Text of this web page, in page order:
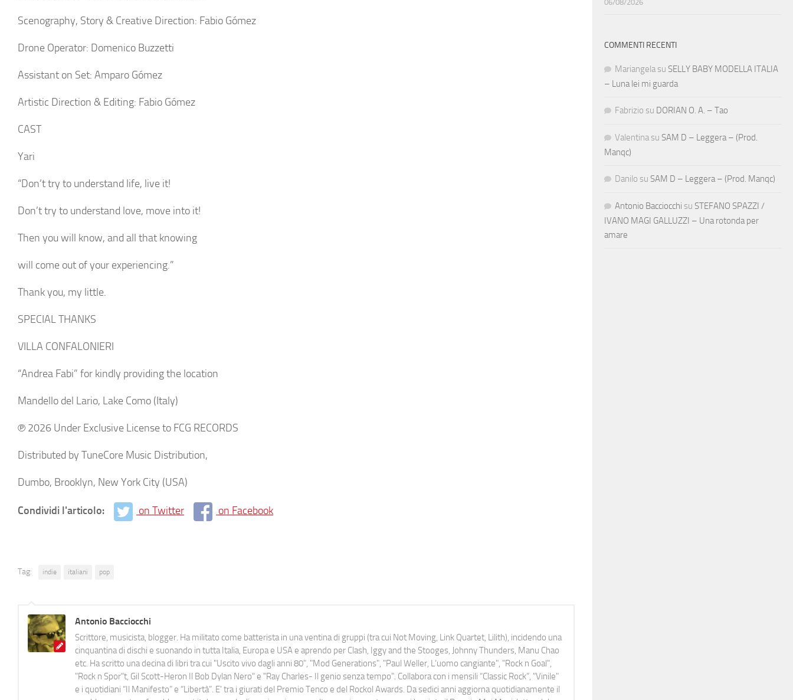
Scenography, Story & Creative Direction: Fabio Gómez
Drone Operator: Domenico Buzzetti
Assistant on Set: Amparo Gómez
Artistic Direction & Editing: Fabio Gómez
CAST
Yari
“Don’t try to understand life, live it!
Don’t try to understand love, move into it!
Then you will know, and all that knowing
will come out of your experiencing.”
Thank you, my little.
SPECIAL THANKS
VILLA CONFALONIERI
“Andrea Fabi” for kindly providing the location
Mandello del Lario, Lake Como (Italy)
℗ 2026 Under Exclusive License to FCG RECORDS
Distributed by TuneCore Music Distribution,
Dumbo, Brooklyn, New York City (USA)
Condividi l'articolo: on Twitter on Facebook
Tag: indie italiani pop
Antonio Bacciocchi
Scrittore, musicista, blogger. Ha militato come batterista in una ventina di gruppi (tra cui Not Moving, Link Quartet, Lilith), incidendo una
cinquantina di dischi e suonando in tutta Italia, Europa e USA e aprendo per Clash, Iggy and the Stooges, Johnny Thunders, Manu Chao
etc. Ha scritto una decina di libri tra cui "Uscito vivo dagli anni 80", "Mod Generations", "Paul Weller, L’uomo cangiante", "Rock n Goal",
"Rock n Spor"t, Gil Scott-Heron Il Bob Dylan Nero" e "Ray Charles- Il genio senza tempo". Collabora con i mensili “Classic Rock”, "Vinile"
e i quotidiani “Il Manifesto” e “Libertà”. E' tra i giurati del Premio Tenco e del Rockol Awards. Da sedici anni aggiorna quotidianamente il
06/08/2026
COMMENTI RECENTI
Mariangela su SELLY BABY MODELLA ITALIA
– Luna lei mi guarda
Fabrizio su DORIAN O. A. – Tao
Valentina su SAM D – Leggera – (Prod.
Manqc)
Danilo su SAM D – Leggera – (Prod. Manqc)
Antonio Bacciocchi su STEFANO SPAZZI /
IVANO MAGI GALLUZZI – Una rotonda per
amare